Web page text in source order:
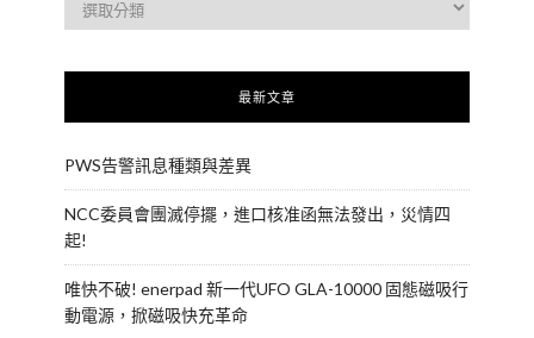
最新文章
PWS告警訊息種類與差異
NCC委員會團滅停擺，進口核准函無法發出，災情四
起!
唯快不破! enerpad 新一代UFO GLA-10000 固態磁吸行
動電源，掀磁吸快充革命